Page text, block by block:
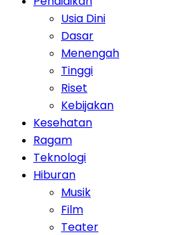
Usia Dini
Dasar
Menengah
Tinggi
Riset
Kebijakan
Kesehatan
Ragam
Teknologi
Hiburan
Musik
Film
Teater